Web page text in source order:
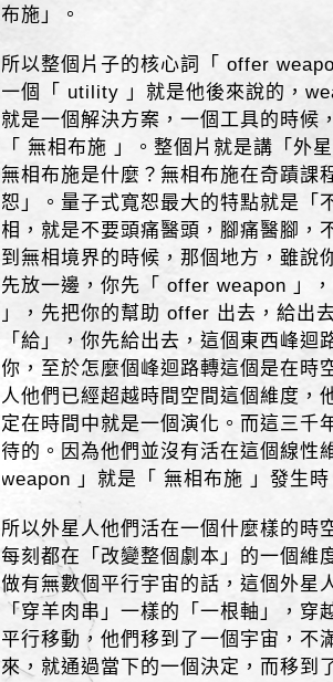
布施」。
所以整個片子的核心詞「 offer
一個「 utility 」就是他後來說的，
就是一個解決方案，一個工具的時
「 無相布施 」。整個片就是講「外
無相布施是什麼？無相布施在奇蹟課
恕」。量子式寬恕最大的特點就是「
相，就是不要頭痛醫頭，腳痛醫腳，
到無相境界的時候，那個地方，雖說
先放一邊，你先「 offer weapon 」
」，先把你的幫助 offer 出去，給出
「給」，你先給出去，這個東西峰
你，至於怎麼個峰迴路轉這個是在時
人他們已經超越時間空間這個維度，
定在時間中就是一個演化。而這三千
待的。因為他們並沒有活在這個線性
weapon 」就是「 無相布施 」發生
所以外星人他們活在一個什麼樣的時
每刻都在「改變整個劇本」的一個維
做有無數個平行宇宙的話，這個外星
「穿羊肉串」一樣的「一根軸」，
平行移動，他們移到了一個宇宙，不
來，就通過當下的一個決定，而移到